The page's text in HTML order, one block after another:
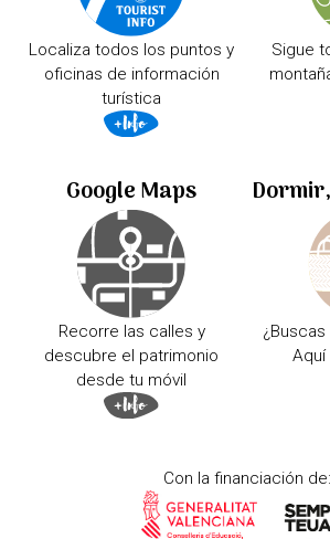
Localiza todos los puntos y
oficinas de información
turística
Sigue
Google Maps
Recorre las calles y
descubre el patrimonio
desde tu móvil
Con la financiación de: